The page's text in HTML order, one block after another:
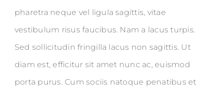
pharetra neque vel ligula sagittis, vitae
vestibulum risus faucibus. Nam a lacus turpis.
Sed sollicitudin fringilla lacus non sagittis. Ut
diam est, efficitur sit amet nunc ac, euismod
porta purus. Cum sociis natoque penatibus et